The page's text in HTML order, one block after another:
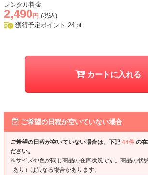
レンタル料金
2,490 円 (税込)
獲得予定ポイント 24 pt
カートに入れる
ご希望の日程が空いていない場合
ご希望の日程が空いていない場合は、下記44件 の
ださい。
※サイズや色が同じ商品の在庫状況です。商品の状
あり）は異なる場合があります。